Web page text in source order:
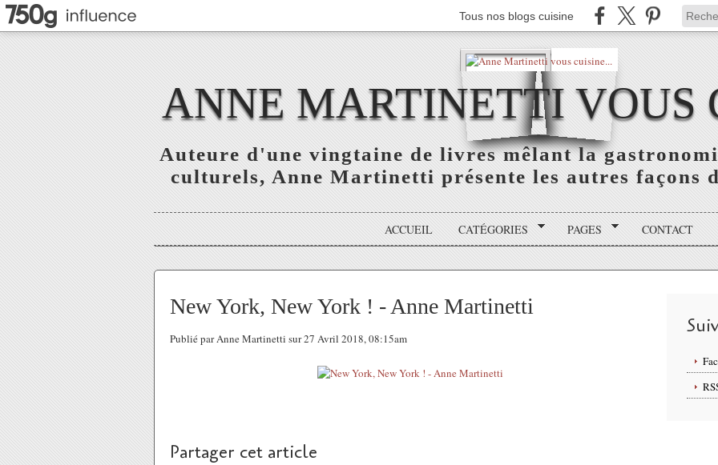
Tous nos blogs cuisine
ANNE MARTINETTI VOUS
Auteure d'une vingtaine de livres mêlant la
culturels, Anne Martinetti présente les autres façons
ACCUEIL CATÉGORIES PAGES CONTACT
New York, New York ! - Anne Martinetti
Publié par Anne Martinetti sur 27 Avril 2018, 08:15am
Partager cet article